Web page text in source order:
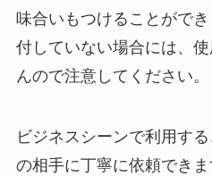
味合いもつけることがで
付していない場合には、
んので注意してください。
ビジネスシーンで利用す
の相手に丁寧に依頼でき